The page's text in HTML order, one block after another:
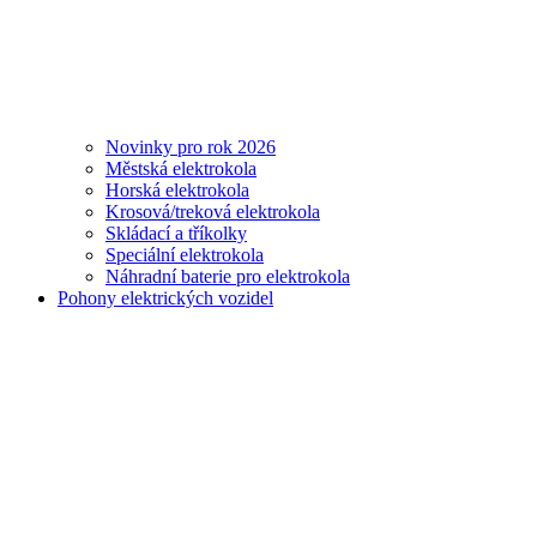
Novinky pro rok 2026
Městská elektrokola
Horská elektrokola
Krosová/treková elektrokola
Skládací a tříkolky
Speciální elektrokola
Náhradní baterie pro elektrokola
Pohony elektrických vozidel